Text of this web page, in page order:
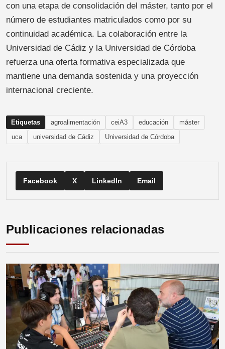
con una etapa de consolidación del máster, tanto por el
número de estudiantes matriculados como por su
continuidad académica. La colaboración entre la
Universidad de Cádiz y la Universidad de Córdoba
refuerza una oferta formativa especializada que
mantiene una demanda sostenida y una proyección
internacional creciente.
Etiquetas agroalimentación ceiA3 educación
máster
uca
universidad de Cádiz Universidad de Córdoba
Facebook X LinkedIn Email
Publicaciones relacionadas